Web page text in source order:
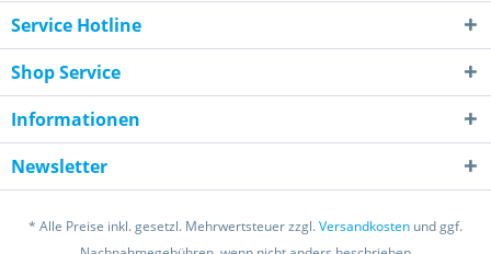
Service Hotline
Shop Service
Informationen
Newsletter
* Alle Preise inkl. gesetzl. Mehrwertsteuer zzgl.Versandkosten und ggf.